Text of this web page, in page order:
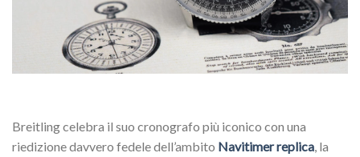
Breitling celebra il suo cronografo più iconico con una
riedizione davvero fedele dell’ambito Navitimer replica, la